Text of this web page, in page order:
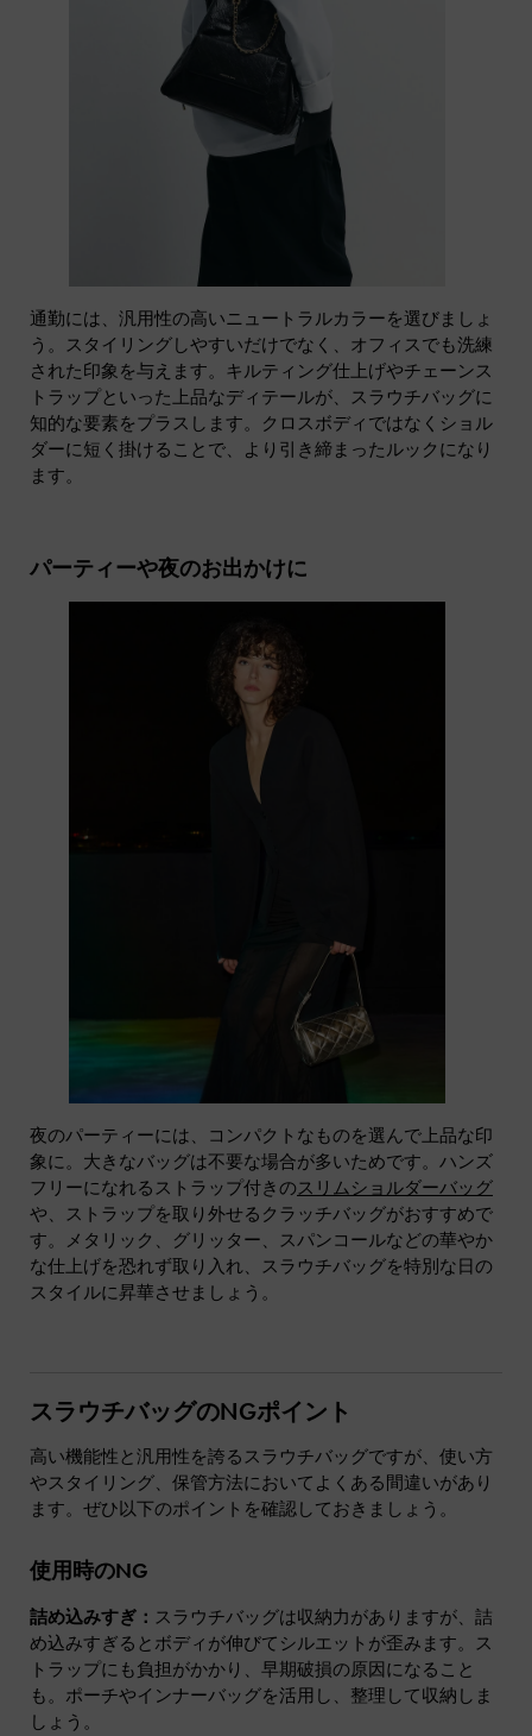
通勤には、汎用性の高いニュートラルカラーを選びましょ
う。スタイリングしやすいだけでなく、オフィスでも洗練
された印象を与えます。キルティング仕上げやチェーンス
トラップといった上品なディテールが、スラウチバッグに
知的な要素をプラスします。クロスボディではなくショル
ダーに短く掛けることで、より引き締まったルックになり
ます。
パーティーや夜のお出かけに
夜のパーティーには、コンパクトなものを選んで上品な印
象に。大きなバッグは不要な場合が多いためです。ハンズ
フリーになれるストラップ付きのスリムショルダーバッグ
や、ストラップを取り外せるクラッチバッグがおすすめで
す。メタリック、グリッター、スパンコールなどの華やか
な仕上げを恐れず取り入れ、スラウチバッグを特別な日の
スタイルに昇華させましょう。
スラウチバッグのNGポイント
高い機能性と汎用性を誇るスラウチバッグですが、使い方
やスタイリング、保管方法においてよくある間違いがあり
ます。ぜひ以下のポイントを確認しておきましょう。
使用時のNG
詰め込みすぎ： スラウチバッグは収納力がありますが、詰
め込みすぎるとボディが伸びてシルエットが歪みます。ス
トラップにも負担がかかり、早期破損の原因になること
も。ポーチやインナーバッグを活用し、整理して収納しま
しょう。